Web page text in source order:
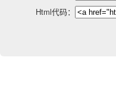
Html代码：